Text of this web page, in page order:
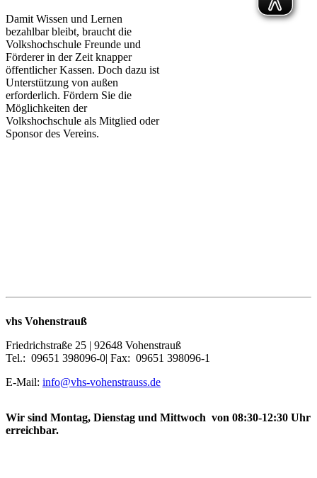
Damit Wissen und Lernen
bezahlbar bleibt, braucht die
Volkshochschule Freunde und
Förderer in der Zeit knapper
öffentlicher Kassen. Doch dazu ist
Unterstützung von außen
erforderlich. Fördern Sie die
Möglichkeiten der
Volkshochschule als Mitglied oder
Sponsor des Vereins.
vhs Vohenstrauß
Friedrichstraße 25 | 92648 Vohenstrauß
Tel.: 09651 398096-0| Fax: 09651 398096-1
E-Mail: info@vhs-vohenstrauss.de
Wir sind Montag, Dienstag und Mittwoch von 08:30-12:30 Uhr
erreichbar.